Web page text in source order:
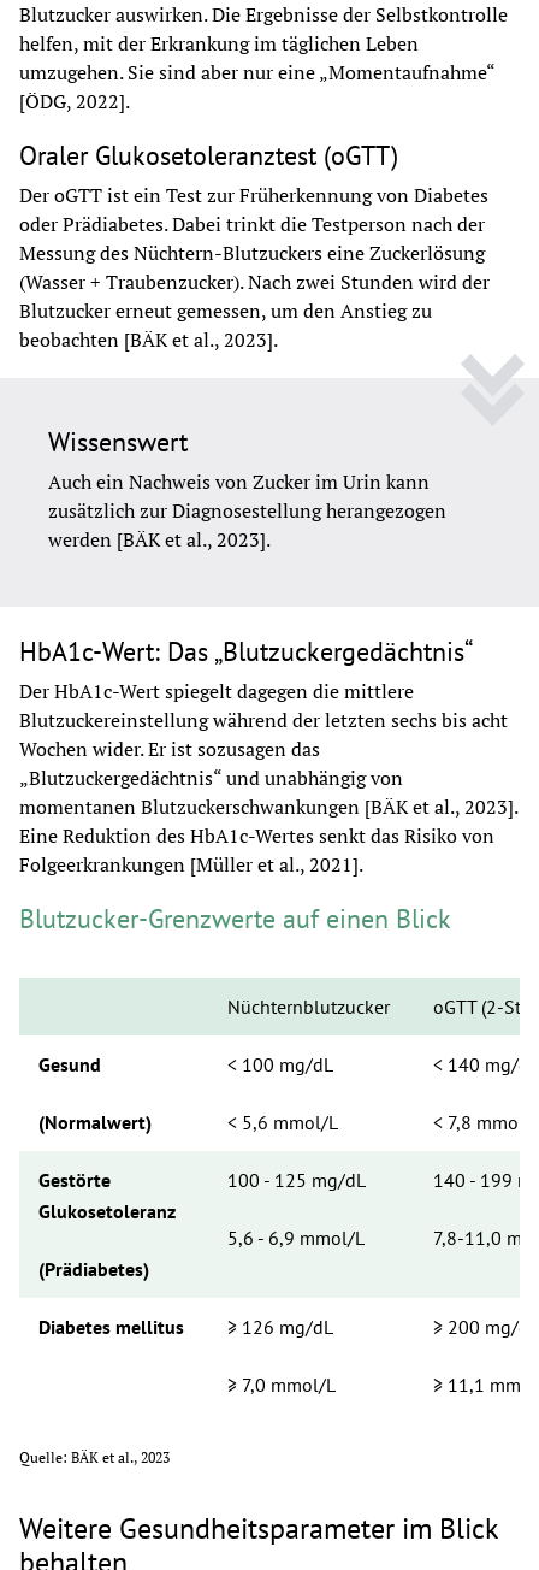
Blutzucker auswirken. Die Ergebnisse der Selbstkontrolle
helfen, mit der Erkrankung im täglichen Leben
umzugehen. Sie sind aber nur eine „Momentaufnahme“
[ÖDG, 2022].
Oraler Glukosetoleranztest (oGTT)
Der oGTT ist ein Test zur Früherkennung von Diabetes
oder Prädiabetes. Dabei trinkt die Testperson nach der
Messung des Nüchtern-Blutzuckers eine Zuckerlösung
(Wasser + Traubenzucker). Nach zwei Stunden wird der
Blutzucker erneut gemessen, um den Anstieg zu
beobachten [BÄK et al., 2023].
Wissenswert
Auch ein Nachweis von Zucker im Urin kann
zusätzlich zur Diagnosestellung herangezogen
werden [BÄK et al., 2023].
HbA1c-Wert: Das „Blutzuckergedächtnis“
Der HbA1c-Wert spiegelt dagegen die mittlere
Blutzuckereinstellung während der letzten sechs bis acht
Wochen wider. Er ist sozusagen das
„Blutzuckergedächtnis“ und unabhängig von
momentanen Blutzuckerschwankungen [BÄK et al., 2023].
Eine Reduktion des HbA1c-Wertes senkt das Risiko von
Folgeerkrankungen [Müller et al., 2021].
Blutzucker-Grenzwerte auf einen Blick
Nüchternblutzucker oGTT (2-
Gesund
(Normalwert)
< 100 mg/dL
< 5,6 mmol/L
< 140 mg/dL
< 7,8 mmol/L
Gestörte
Glukosetoleranz
(Prädiabetes)
100 - 125 mg/dL
5,6 - 6,9 mmol/L
140 - 199
7,8-11,0
Diabetes mellitus ≥ 126 mg/dL
≥ 7,0 mmol/L
≥ 200 mg/dL
≥ 11,1
Quelle: BÄK et al., 2023
Weitere Gesundheitsparameter im Blick
behalten